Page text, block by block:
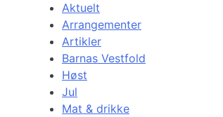
Aktuelt
Arrangementer
Artikler
Barnas Vestfold
Høst
Jul
Mat & drikke